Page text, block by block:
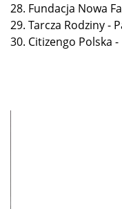
28. Fundacja Nowa
29. Tarcza Rodziny -
30. Citizengo Polska